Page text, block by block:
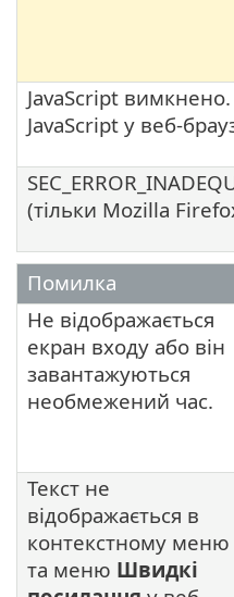
JavaScript вимкнено.
JavaScript у веб-
(тільки Mozilla
Помилка
Не відображається
екран входу або він
завантажуються
необмежений час.
Текст не
відображається в
контекстному меню
та меню Швидкі